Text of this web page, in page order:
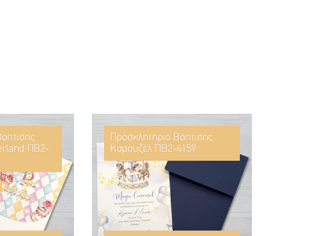
ΠΒ2-
Προσκλητήριο Βάπτισης
Καρουζέλ ΠΒ2-4159